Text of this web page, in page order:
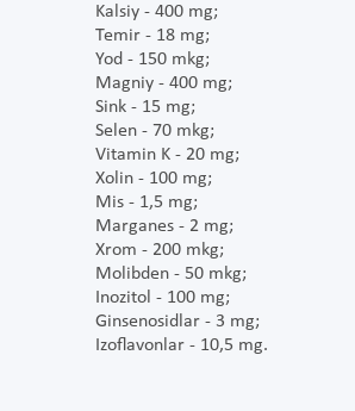
Kalsiy - 400 mg;
Temir - 18 mg;
Yod - 150 mkg;
Magniy - 400 mg;
Sink - 15 mg;
Selen - 70 mkg;
Vitamin K - 20 mg;
Xolin - 100 mg;
Mis - 1,5 mg;
Marganes - 2 mg;
Xrom - 200 mkg;
Molibden - 50 mkg;
Inozitol - 100 mg;
Ginsenosidlar - 3 mg;
Izoflavonlar - 10,5 mg.